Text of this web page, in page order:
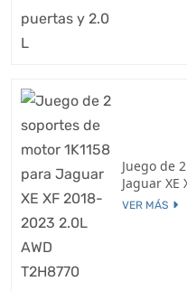
Juego de
Jaguar XE
VER MÁS